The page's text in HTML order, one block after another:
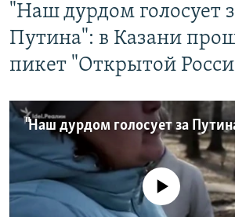
"Наш дурдом голосует
Путина": в Казани
пикет "Открытой
No media source currently